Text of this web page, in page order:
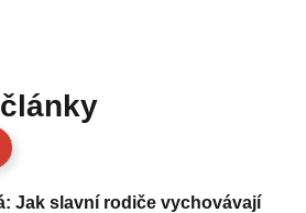
články
Jak slavní rodiče vychovávají